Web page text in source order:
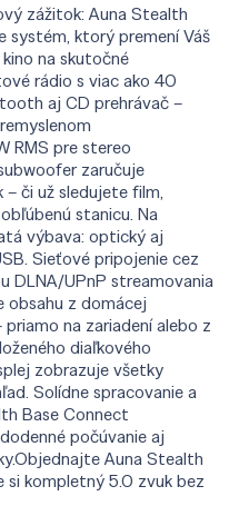
zážitok: Auna Stealth
systém, ktorý premení Váš
na skutočné
rádio s viac ako 40
aj CD prehrávač –
RMS pre stereo
zaručuje
či už sledujete film,
stanicu. Na
výbava: optický aj
Sieťové pripojenie cez
DLNA/UPnP streamovania
obsahu z domácej
na zariadení alebo z
diaľkového
zobrazuje všetky
Solídne spracovanie a
Base Connect
počúvanie aj
Auna Stealth
si kompletný 5.0 zvuk bez